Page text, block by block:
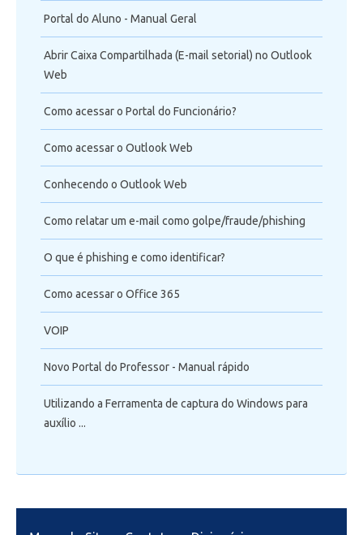
Portal do Aluno - Manual Geral
Abrir Caixa Compartilhada (E-mail setorial) no Outlook
Web
Como acessar o Portal do Funcionário?
Como acessar o Outlook Web
Conhecendo o Outlook Web
Como relatar um e-mail como golpe/fraude/phishing
O que é phishing e como identificar?
Como acessar o Office 365
VOIP
Novo Portal do Professor - Manual rápido
Utilizando a Ferramenta de captura do Windows para
auxílio ...